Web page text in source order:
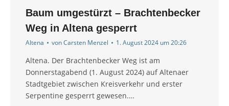
Baum umgestürzt – Brachtenbecker
Weg in Altena gesperrt
Altena vonCarsten Menzel 1. August 2024 um 20:26
Altena. Der Brachtenbecker Weg ist am
Donnerstagabend (1. August 2024) auf Altenaer
Stadtgebiet zwischen Kreisverkehr und erster
Serpentine gesperrt gewesen.…